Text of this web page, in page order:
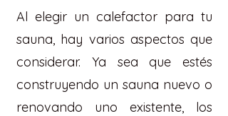
Al elegir un calefactor para tu
sauna, hay varios aspectos que
considerar. Ya sea que estés
construyendo un sauna nuevo o
renovando uno existente, los